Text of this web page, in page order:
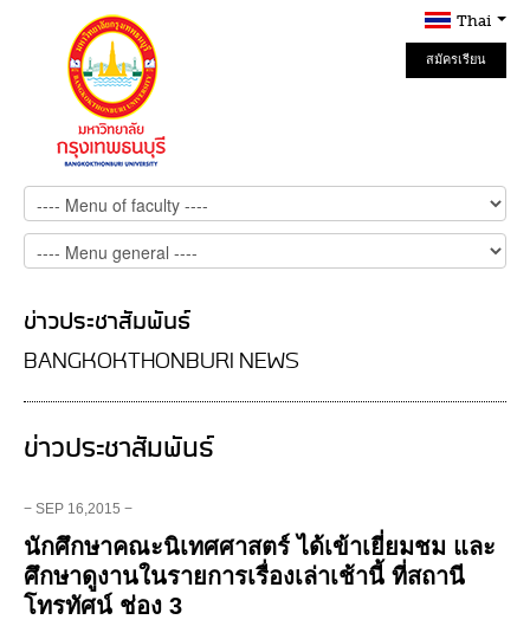
Thai
สมัครเรียน
Online
ข่าวประชาสัมพันธ์
BANGKOKTHONBURI NEWS
ข่าวประชาสัมพันธ์
− SEP 16,2015 −
นักศึกษาคณะนิเทศศาสตร์ ได้เข้าเยี่ยมชม และ
ศึกษาดูงานในรายการเรื่องเล่าเช้านี้ ที่สถานี
โทรทัศน์ ช่อง 3